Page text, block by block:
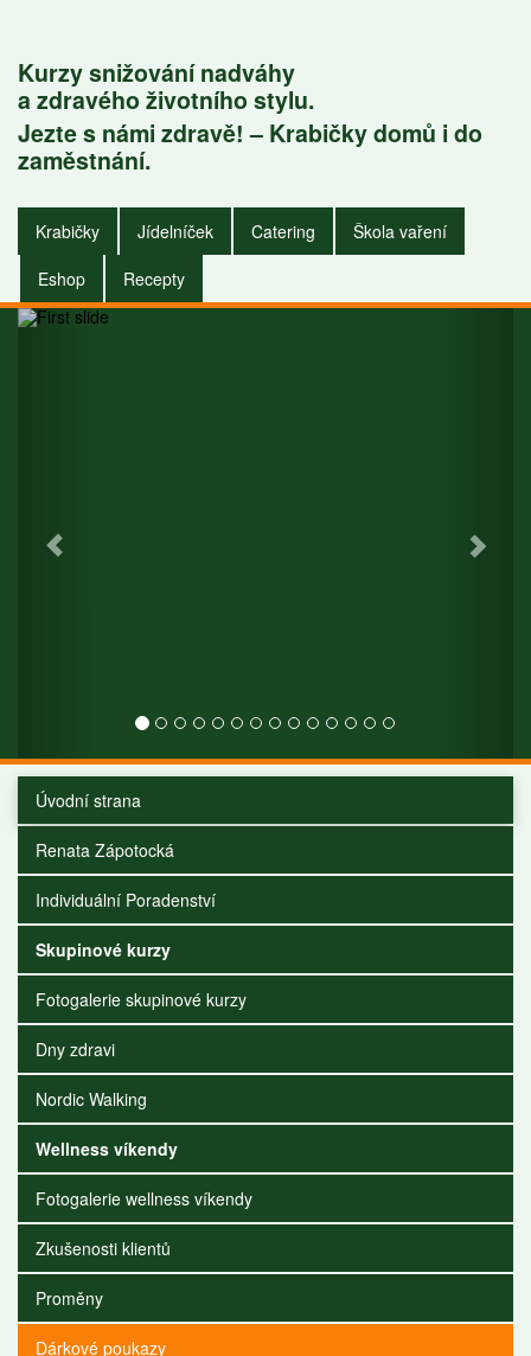
Kurzy snižování nadváhy
a zdravého životního stylu.
Jezte s námi zdravě! – Krabičky domů i do
zaměstnání.
Krabičky Jídelníček Catering
Škola vaření
Eshop
Recepty
do
i do
Úvodní strana
Renata Zápotocká
Individuální Poradenství
Skupinové kurzy
Fotogalerie skupinové kurzy
Dny zdravi
Nordic Walking
Wellness víkendy
Fotogalerie wellness víkendy
Zkušenosti klientů
Proměny
Dárkové poukazy